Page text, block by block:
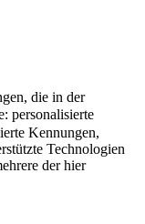
die in der
personalisierte
Kennungen,
Technologien
der hier